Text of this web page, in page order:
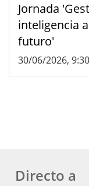
Jornada
inteligencia
futuro'
30/06/2026,
Directo a